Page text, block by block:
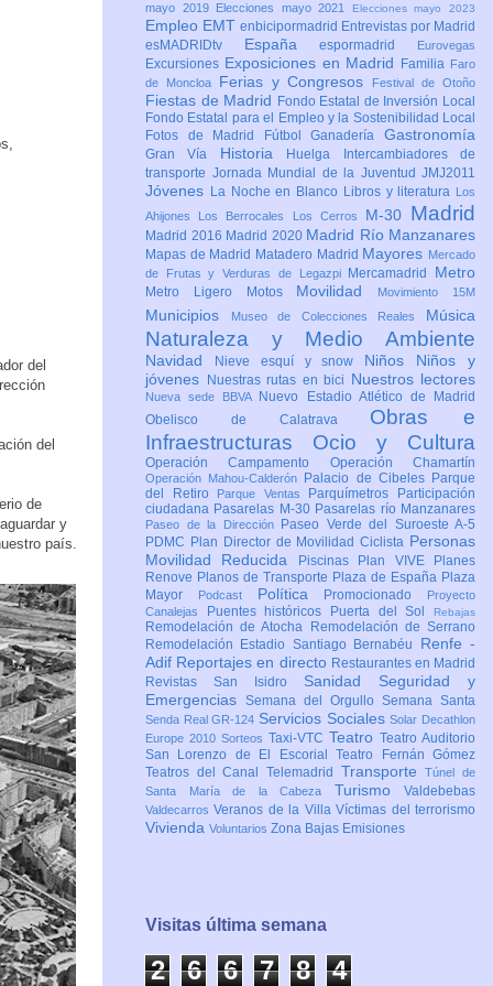
del
del
de
y
país.
mayo 2019
Elecciones mayo 2021 Elecciones mayo 2023
Empleo EMT enbicipormadrid Entrevistas por Madrid
esMADRIDtv Españaespormadrid Eurovegas
Excursiones Exposiciones en Madrid Familia Faro
de Moncloa
Ferias y Congresos Festival de Otoño
Fiestas de Madrid Fondo Estatal de Inversión Local
Fondo Estatal para el Empleo y la Sostenibilidad Local
Fotos de Madrid
FútbolGanaderíaGastronomía
Gran Vía Historia Huelga
Intercambiadores de
transporte Jornada Mundial de la Juventud JMJ2011
Jóvenes La Noche en Blanco Libros y literatura
Los
Ahijones
Los Berrocales Los Cerros M-30 Madrid
Madrid 2016 Madrid 2020 Madrid Río Manzanares
Mapas de Madrid Matadero Madrid Mayores Mercado
de Frutas y Verduras de Legazpi
Mercamadrid Metro
Metro Ligero Motos Movilidad Movimiento 15M
Municipios Museo de Colecciones Reales Música
Naturaleza y Medio Ambiente
Navidad Nieve esquí y snow Niños Niños y
jóvenes
Nuestras rutas en bici Nuestros lectores
Nueva sede BBVA
Nuevo Estadio Atlético de Madrid
Obelisco de Calatrava Obras e
Infraestructuras Ocio y Cultura
Operación Campamento Operación Chamartín
Operación Mahou-Calderón Palacio de Cibeles Parque
del Retiro
Parque Ventas Parquímetros
Participación
ciudadana Pasarelas M-30 Pasarelas río Manzanares
Paseo de la Dirección
Paseo Verde del Suroeste A-5
PDMC Plan Director de Movilidad Ciclista Personas
Movilidad Reducida
Piscinas Plan VIVE
Planes
Renove Planos de Transporte Plaza de España Plaza
Mayor
Podcast Política Promocionado
Proyecto
Canalejas
Puentes históricos Puerta del Sol Rebajas
Remodelación de Atocha
Remodelación de Serrano
Remodelación Estadio Santiago Bernabéu Renfe -
Adif Reportajes en directo Restaurantes en Madrid
Revistas San Isidro Sanidad Seguridad y
Emergencias Semana del Orgullo Semana Santa
Senda Real GR-124 Servicios SocialesSolar Decathlon
Europe 2010 Sorteos Taxi-VTC Teatro Teatro Auditorio
San Lorenzo de El EscorialTeatro Fernán Gómez
Teatros del Canal Telemadrid TransporteTúnel de
Santa María de la Cabeza Turismo Valdebebas
ValdecarrosVeranos de la VillaVíctimas del terrorismo
Vivienda Voluntarios Zona Bajas Emisiones
Visitas última semana
2 6 6 7 8 4